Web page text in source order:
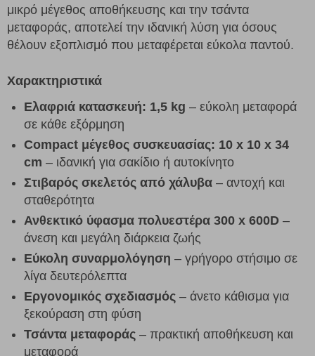
μικρό μέγεθος αποθήκευσης και την τσάντα
μεταφοράς, αποτελεί την ιδανική λύση για όσους
θέλουν εξοπλισμό που μεταφέρεται εύκολα παντού.
Χαρακτηριστικά
Ελαφριά κατασκευή: 1,5 kg – εύκολη μεταφορά
σε κάθε εξόρμηση
Compact μέγεθος συσκευασίας: 10 x 10 x 34
cm – ιδανική για σακίδιο ή αυτοκίνητο
Στιβαρός σκελετός από χάλυβα – αντοχή και
σταθερότητα
Ανθεκτικό ύφασμα πολυεστέρα 300 x 600D –
άνεση και μεγάλη διάρκεια ζωής
Εύκολη συναρμολόγηση – γρήγορο στήσιμο σε
λίγα δευτερόλεπτα
Εργονομικός σχεδιασμός – άνετο κάθισμα για
ξεκούραση στη φύση
Τσάντα μεταφοράς – πρακτική αποθήκευση και
μεταφορά